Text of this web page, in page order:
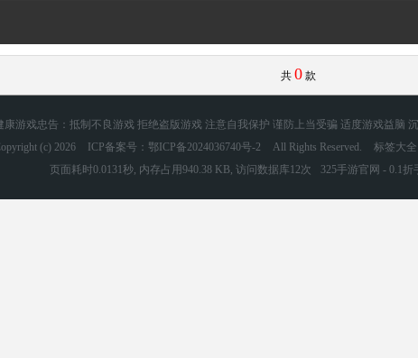
共 0款
康游戏忠告：抵制不良游戏 拒绝盗版游戏 注意自我保护 谨防上当受骗 适度游戏益脑
(c) 2026
ICP备案号：鄂ICP备2024036740号-2 All Rights Reserved. 标签大全
页面耗时0.0131秒, 内存占用940.38 KB, 访问数据库12次
325手游官网 - 0.1